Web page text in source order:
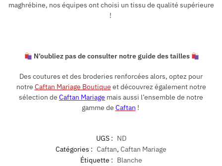
maghrébine, nos équipes ont choisi un tissu de qualité supérieure
!
N’oubliez pas de consulter notre guide des tailles
Des coutures et des broderies renforcées alors, optez pour
notre Caftan Mariage Boutique et découvrez également notre
sélection de Caftan Mariage mais aussi l’ensemble de notre
gamme de Caftan !
UGS : ND
Catégories : Caftan, Caftan Mariage
Étiquette : Blanche